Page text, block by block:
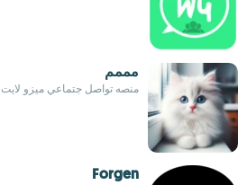
مممم
منصه تواصل جتماعي ميزو لايت
Forgen